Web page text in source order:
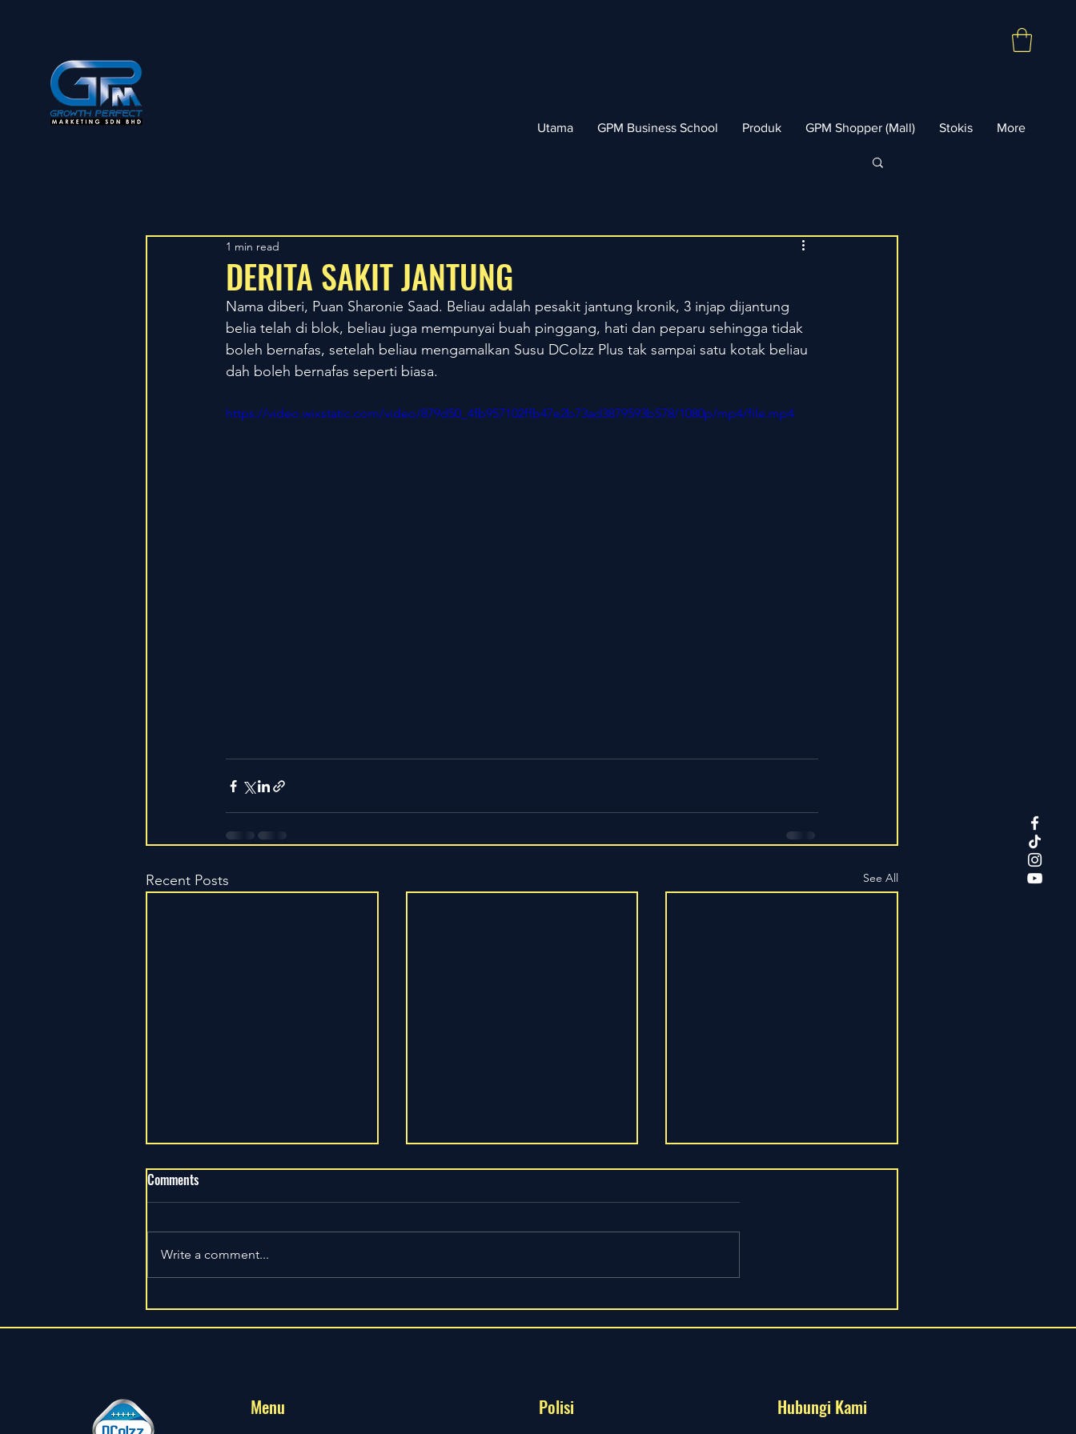
Utama GPM Business School Produk GPM Shopper (Mall) Stokis More
DERITA SAKIT JANTUNG
1 min read
Nama diberi, Puan Sharonie Saad. Beliau adalah pesakit jantung kronik, 3 injap dijantung
belia telah di blok, beliau juga mempunyai buah pinggang, hati dan peparu sehingga tidak
boleh bernafas, setelah beliau mengamalkan Susu DColzz Plus tak sampai satu kotak beliau
dah boleh bernafas seperti biasa.
https://video.wixstatic.com/video/879d50_4fb957102ffb47e2b73ad3879593b578/1080p/mp4/file.mp4
Recent Posts See All
KENCING TIKUS
TERLAMPAU TINGGI
Comments
Write a comment...
Menu Polisi Hubungi Kami